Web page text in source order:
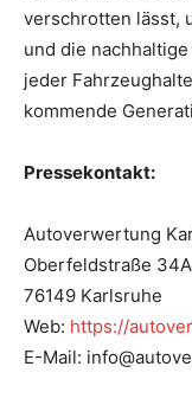
verschrotten lässt,
und die
jeder
kommende
Pressekontakt:
Autoverwertung
Oberfeldstraße 34A
76149 Karlsruhe
Web: https://
E-Mail: